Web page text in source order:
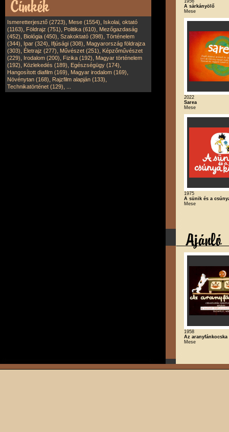
Ismeretterjesztő (2723), Mese (1554), Iskolai, oktató
(1163), Földrajz (751), Politika (610), Mezőgazdaság
(452), Biológia (450), Szakoktató (398), Történelem
(344), Ipar (324), Ifjúsági (308), Magyarország földrajza
(303), Életrajz (277), Művészet (251), Képzőművészet
(229), Irodalom (200), Fizika (192), Magyar történelem
(192), Közlekedés (189), Egészségügy (174),
Hangosított diafilm (169), Magyar irodalom (169),
Növénytan (168), Rajzfilm alapján (133),
Technikatörténet (129),
A sárkányölő
Mese
2022
Sarea
Mese
1975
A sünik és a
Mese
1958
Az aranyfánkocska
Mese